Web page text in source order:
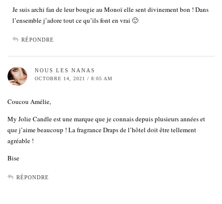
Je suis archi fan de leur bougie au Monoï elle sent divinement bon ! Dans
l’ensemble j’adore tout ce qu’ils font en vrai 🙂
RÉPONDRE
NOUS LES NANAS
OCTOBRE 14, 2021 / 8:05 AM
Coucou Amélie,
My Jolie Candle est une marque que je connais depuis plusieurs années et
que j’aime beaucoup ! La fragrance Draps de l’hôtel doit être tellement
agréable !
Bise
RÉPONDRE